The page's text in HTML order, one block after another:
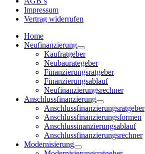
Impressum
Vertrag widerrufen
Home
Neufinanzierung
Kaufratgeber
Neubaurategeber
Finanzierungsratgeber
Finanzierungsablauf
Neufinanzierungsrechner
Anschlussfinanzierung
Anschlussfinanzierungsratgeber
Anschlussfinanzierungsformen
Anschlussinanzierungsablauf
Anschlussfinanzierungsrechner
Modernisierung